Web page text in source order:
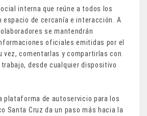
interna que reúne a todos los
espacio de cercanía e interacción. A
se mantendrán
oficiales emitidas por el
vez, comentarlas y compartirlas con
desde cualquier dispositivo
plataforma de autoservicio para los
Santa Cruz da un paso más hacia la